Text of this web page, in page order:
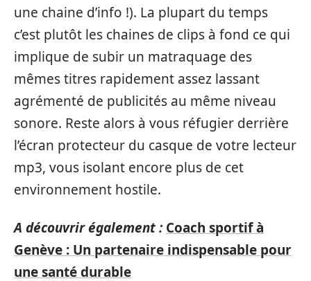
une chaine d’info !). La plupart du temps
c’est plutôt les chaines de clips à fond ce qui
implique de subir un matraquage des
mêmes titres rapidement assez lassant
agrémenté de publicités au même niveau
sonore. Reste alors à vous réfugier derrière
l’écran protecteur du casque de votre lecteur
mp3, vous isolant encore plus de cet
environnement hostile.
A découvrir également : Coach sportif à
Genève : Un partenaire indispensable pour
une santé durable